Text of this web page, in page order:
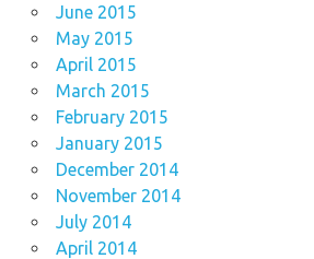
June 2015
May 2015
April 2015
March 2015
February 2015
January 2015
December 2014
November 2014
July 2014
April 2014